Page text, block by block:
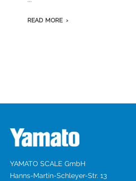
READ MORE
YAMATO SCALE GmbH
Hanns-Martin-Schleyer-Str. 13